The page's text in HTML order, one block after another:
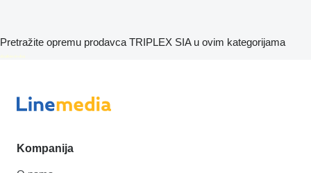
Pretražite opremu prodavca TRIPLEX SIA u ovim kategorijama
disallow-in-dsa
Kompanija